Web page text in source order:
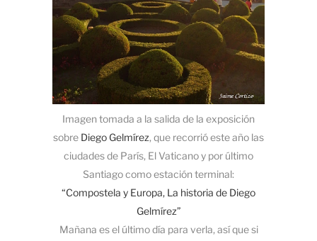
Imagen tomada a la salida de la exposición
sobre Diego Gelmírez, que recorrió este año las
ciudades de París, El Vaticano y por último
Santiago como estación terminal:
“Compostela y Europa, La historia de Diego
Gelmírez”
Mañana es el último día para verla, así que si